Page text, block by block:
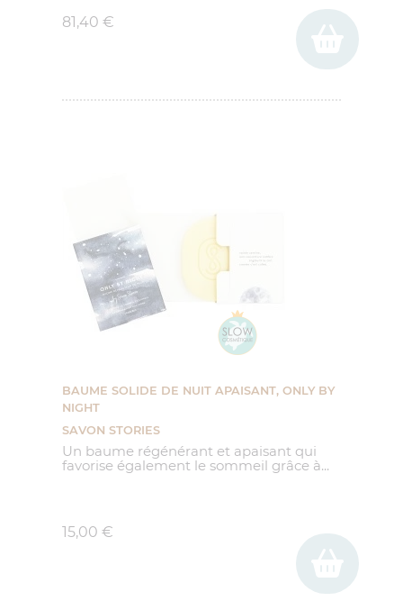
81,40 €
BAUME SOLIDE DE NUIT APAISANT, ONLY BY
NIGHT
SAVON STORIES
Un baume régénérant et apaisant qui
favorise également le sommeil grâce à...
15,00 €